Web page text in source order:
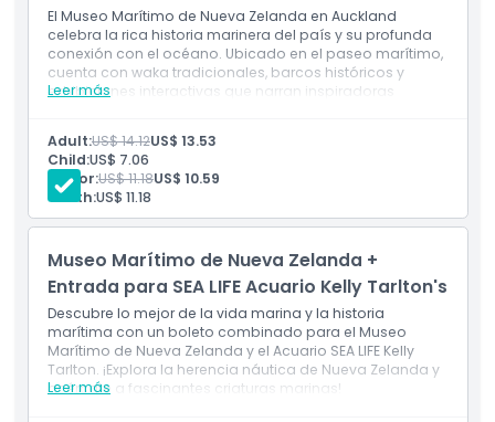
Exclusiones
Horario de Apertura
Cosas a Saber
Ubicación
Cómo Llegar
Cómo Canjear
Política de Cancelación
El Museo Marítimo de Nueva Zelanda en Auckland
celebra la rica historia marinera del país y su profunda
conexión con el océano. Ubicado en el paseo marítimo,
cuenta con waka tradicionales, barcos históricos y
exhibiciones interactivas que narran inspiradoras
navegación patrimonial en el impresionante puerto de
Auckland.
Leer más
Adult:US$ 14.12US$ 13.53
Child:US$ 7.06
Senior:US$ 11.18US$ 10.59
Youth:US$ 11.18
Museo Marítimo de Nueva Zelanda +
Entrada para SEA LIFE Acuario Kelly Tarlton's
Descubre lo mejor de la vida marina y la historia
marítima con un boleto combinado para el Museo
Marítimo de Nueva Zelanda y el Acuario SEA LIFE Kelly
Tarlton. ¡Explora la herencia náutica de Nueva Zelanda y
acércate a fascinantes criaturas marinas!
Leer más